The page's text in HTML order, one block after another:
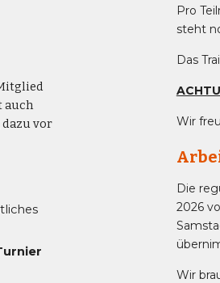
auch
vor
Pro
steht
Das
Wir
Die
2026
Wir